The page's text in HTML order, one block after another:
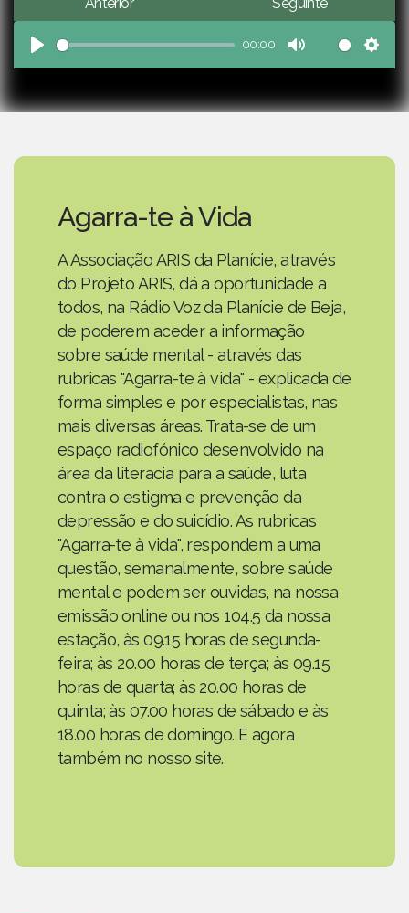
Play
00:00
Mute
Agarra-te à Vida
A Associação ARIS da Planície, através
do Projeto ARIS, dá a oportunidade a
todos, na Rádio Voz da Planície de Beja,
de poderem aceder a informação
sobre saúde mental - através das
rubricas "Agarra-te à vida" - explicada de
forma simples e por especialistas, nas
mais diversas áreas. Trata-se de um
espaço radiofónico desenvolvido na
área da literacia para a saúde, luta
contra o estigma e prevenção da
depressão e do suicídio. As rubricas
"Agarra-te à vida", respondem a uma
questão, semanalmente, sobre saúde
mental e podem ser ouvidas, na nossa
emissão online ou nos 104.5 da nossa
estação, às 09.15 horas de segunda-
feira; às 20.00 horas de terça; às 09.15
horas de quarta; às 20.00 horas de
quinta; às 07.00 horas de sábado e às
18.00 horas de domingo. E agora
também no nosso site.